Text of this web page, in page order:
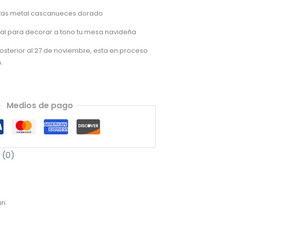
metal cascanueces dorado
para decorar a tono tu mesa navideña
al 27 de noviembre, esta en proceso
Medios de pago
(0)